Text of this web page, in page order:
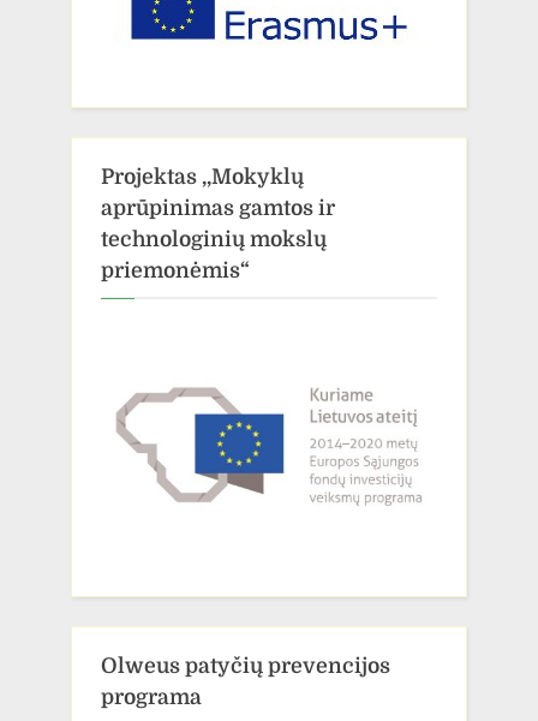
Projektas ,,Mokyklų
aprūpinimas gamtos ir
technologinių mokslų
priemonėmis“
Olweus patyčių prevencijos
programa